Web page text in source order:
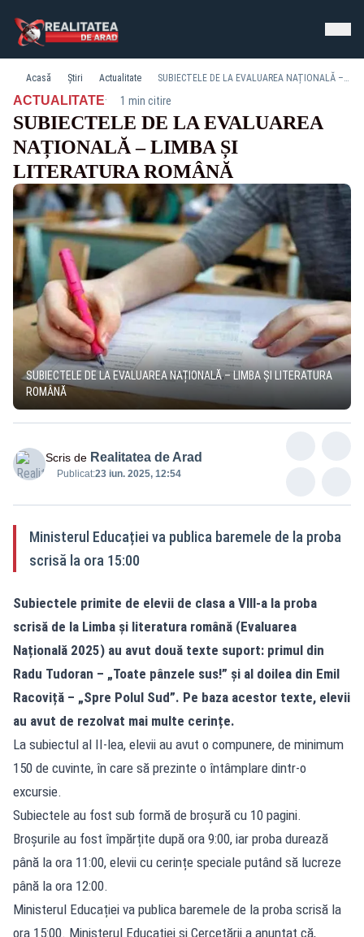
Acasă Știri Actualitate SUBIECTELE DE LA EVALUAREA NAȚIONALĂ – LIMBA ȘI LITERATURA ROMÂNĂ
ACTUALITATE· 1 min citire
SUBIECTELE DE LA EVALUAREA
NAȚIONALĂ – LIMBA ȘI
LITERATURA ROMÂNĂ
SUBIECTELE DE LA EVALUAREA NAȚIONALĂ – LIMBA ȘI LITERATURA
ROMÂNĂ
Scris de Realitatea de Arad
Publicat:23 iun. 2025, 12:54
Ministerul Educației va publica baremele de la proba
scrisă la ora 15:00
Subiectele primite de elevii de clasa a VIII-a la proba
scrisă de la Limba și literatura română (Evaluarea
Națională 2025) au avut două texte suport: primul din
Radu Tudoran – „Toate pânzele sus!” și al doilea din Emil
Racoviță – „Spre Polul Sud”. Pe baza acestor texte, elevii
au avut de rezolvat mai multe cerințe.
La subiectul al II-lea, elevii au avut o compunere, de minimum
150 de cuvinte, în care să prezinte o întâmplare dintr-o
excursie.
Subiectele au fost sub formă de broșură cu 10 pagini.
Broșurile au fost împărțite după ora 9:00, iar proba durează
până la ora 11:00, elevii cu cerințe speciale putând să lucreze
până la ora 12:00.
Ministerul Educației va publica baremele de la proba scrisă la
ora 15:00. Ministerul Educației și Cercetării a anunțat că,